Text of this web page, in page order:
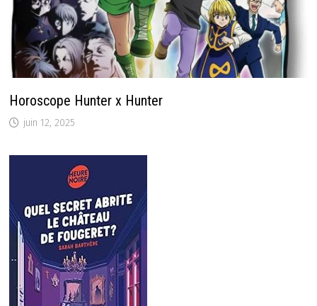
Horoscope Hunter x Hunter
juin 12, 2025